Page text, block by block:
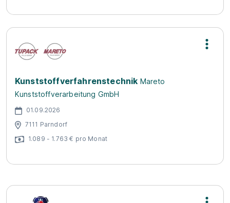
Kunststoffverfahrenstechnik Mareto
Kunststoffverarbeitung GmbH
01.09.2026
7111 Parndorf
1.089 - 1.763 € pro Monat